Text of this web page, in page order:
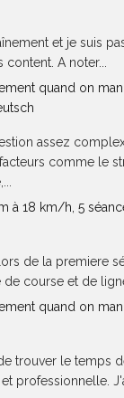
et je suis
A noter...
quand on
assez
comme le
à 18 km/h, 5
de la premiere
course et de
quand on
trouver le temps
professionnelle.